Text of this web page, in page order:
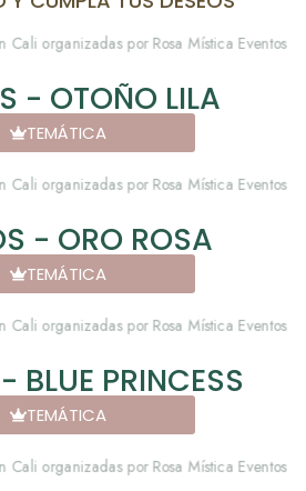
- OTOÑO LILA
TEMÁTICA
- ORO ROSA
TEMÁTICA
BLUE PRINCESS
TEMÁTICA